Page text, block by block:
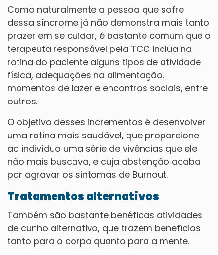
Como naturalmente a pessoa que sofre
dessa síndrome já não demonstra mais tanto
prazer em se cuidar, é bastante comum que o
terapeuta responsável pela TCC inclua na
rotina do paciente alguns tipos de atividade
física, adequações na alimentação,
momentos de lazer e encontros sociais, entre
outros.
O objetivo desses incrementos é desenvolver
uma rotina mais saudável, que proporcione
ao indivíduo uma série de vivências que ele
não mais buscava, e cuja abstenção acaba
por agravar os sintomas de Burnout.
Tratamentos alternativos
Também são bastante benéficas atividades
de cunho alternativo, que trazem benefícios
tanto para o corpo quanto para a mente.